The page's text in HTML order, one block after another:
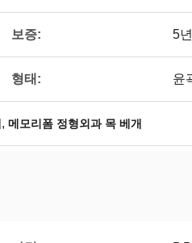
보증: 5년
형태: 윤
, 메모리폼 정형외과 목 베개